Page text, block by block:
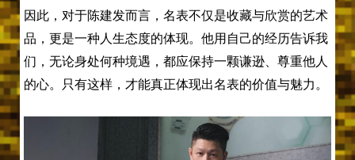
因此，对于陈建发而言，名表不仅是收藏与欣赏的艺术
品，更是一种人生态度的体现。他用自己的经历告诉我
们，无论身处何种境遇，都应保持一颗谦逊、尊重他人
的心。只有这样，才能真正体现出名表的价值与魅力。